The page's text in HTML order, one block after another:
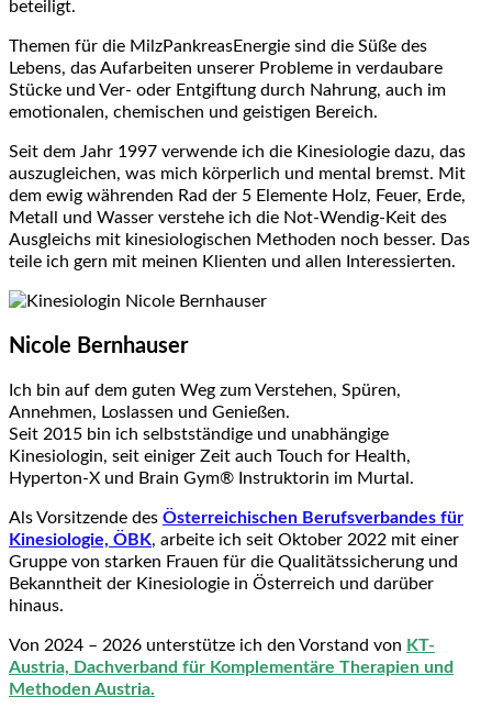
beteiligt.
Themen für die MilzPankreasEnergie sind die Süße des
Lebens, das Aufarbeiten unserer Probleme in verdaubare
Stücke und Ver- oder Entgiftung durch Nahrung, auch im
emotionalen, chemischen und geistigen Bereich.
Seit dem Jahr 1997 verwende ich die Kinesiologie dazu, das
auszugleichen, was mich körperlich und mental bremst. Mit
dem ewig währenden Rad der 5 Elemente Holz, Feuer, Erde,
Metall und Wasser verstehe ich die Not-Wendig-Keit des
Ausgleichs mit kinesiologischen Methoden noch besser. Das
teile ich gern mit meinen Klienten und allen Interessierten.
Nicole Bernhauser
Ich bin auf dem guten Weg zum Verstehen, Spüren,
Annehmen, Loslassen und Genießen.
Seit 2015 bin ich selbstständige und unabhängige
Kinesiologin, seit einiger Zeit auch Touch for Health,
Hyperton-X und Brain Gym® Instruktorin im Murtal.
Als Vorsitzende des Österreichischen Berufsverbandes für
Kinesiologie, ÖBK, arbeite ich seit Oktober 2022 mit einer
Gruppe von starken Frauen für die Qualitätssicherung und
Bekanntheit der Kinesiologie in Österreich und darüber
hinaus.
Von 2024 – 2026 unterstütze ich den Vorstand von KT-
Austria, Dachverband für Komplementäre Therapien und
Methoden Austria.